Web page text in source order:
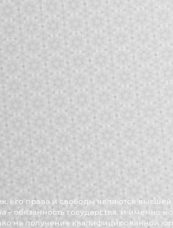
его права и свободы являются
обязанность государства. И именно
на получение квалифицированной